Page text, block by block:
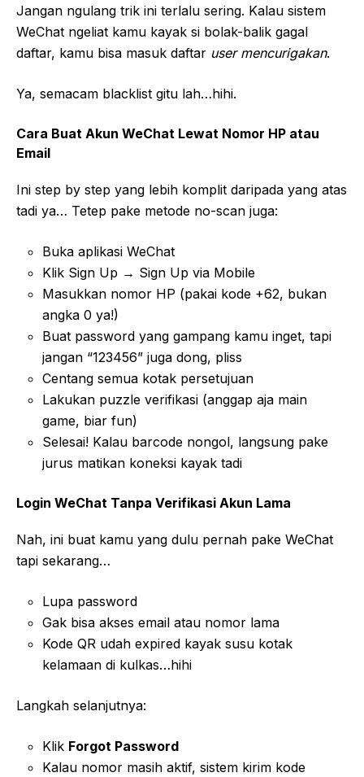
Jangan ngulang trik ini terlalu sering. Kalau sistem
WeChat ngeliat kamu kayak si bolak-balik gagal
daftar, kamu bisa masuk daftar user mencurigakan.
Ya, semacam blacklist gitu lah…hihi.
Cara Buat Akun WeChat Lewat Nomor HP atau
Email
Ini step by step yang lebih komplit daripada yang atas
tadi ya… Tetep pake metode no-scan juga:
Buka aplikasi WeChat
Klik Sign Up → Sign Up via Mobile
Masukkan nomor HP (pakai kode +62, bukan
angka 0 ya!)
Buat password yang gampang kamu inget, tapi
jangan “123456” juga dong, pliss
Centang semua kotak persetujuan
Lakukan puzzle verifikasi (anggap aja main
game, biar fun)
Selesai! Kalau barcode nongol, langsung pake
jurus matikan koneksi kayak tadi
Login WeChat Tanpa Verifikasi Akun Lama
Nah, ini buat kamu yang dulu pernah pake WeChat
tapi sekarang…
Lupa password
Gak bisa akses email atau nomor lama
Kode QR udah expired kayak susu kotak
kelamaan di kulkas…hihi
Langkah selanjutnya:
Klik Forgot Password
Kalau nomor masih aktif, sistem kirim kode